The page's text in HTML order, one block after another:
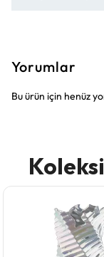
Yorumlar
Bu ürün için henüz